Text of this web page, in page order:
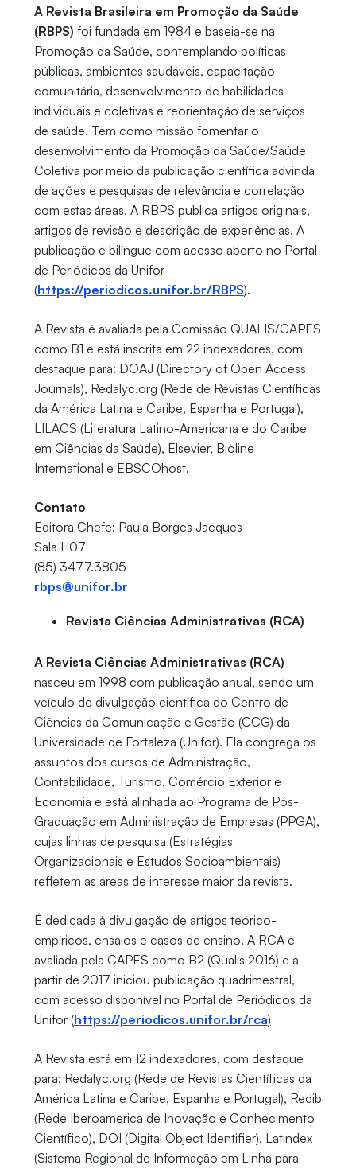
A Revista Brasileira em Promoção da Saúde
(RBPS) foi fundada em 1984 e baseia-se na
Promoção da Saúde, contemplando políticas
públicas, ambientes saudáveis, capacitação
comunitária, desenvolvimento de habilidades
individuais e coletivas e reorientação de serviços
de saúde. Tem como missão fomentar o
desenvolvimento da Promoção da Saúde/Saúde
Coletiva por meio da publicação científica advinda
de ações e pesquisas de relevância e correlação
com estas áreas. A RBPS publica artigos originais,
artigos de revisão e descrição de experiências. A
publicação é bilíngue com acesso aberto no Portal
de Periódicos da Unifor
(https://periodicos.unifor.br/RBPS).
A Revista é avaliada pela Comissão QUALIS/CAPES
como B1 e está inscrita em 22 indexadores, com
destaque para: DOAJ (Directory of Open Access
Journals), Redalyc.org (Rede de Revistas Científicas
da América Latina e Caribe, Espanha e Portugal),
LILACS (Literatura Latino-Americana e do Caribe
em Ciências da Saúde), Elsevier, Bioline
International e EBSCOhost.
Contato
Editora Chefe: Paula Borges Jacques
Sala H07
(85) 3477.3805
rbps@unifor.br
Revista Ciências Administrativas (RCA)
A Revista Ciências Administrativas (RCA)
nasceu em 1998 com publicação anual, sendo um
veículo de divulgação científica do Centro de
Ciências da Comunicação e Gestão (CCG) da
Universidade de Fortaleza (Unifor). Ela congrega os
assuntos dos cursos de Administração,
Contabilidade, Turismo, Comércio Exterior e
Economia e está alinhada ao Programa de Pós-
Graduação em Administração de Empresas (PPGA),
cujas linhas de pesquisa (Estratégias
Organizacionais e Estudos Socioambientais)
refletem as áreas de interesse maior da revista.
É dedicada à divulgação de artigos teórico-
empíricos, ensaios e casos de ensino. A RCA é
avaliada pela CAPES como B2 (Qualis 2016) e a
partir de 2017 iniciou publicação quadrimestral,
com acesso disponível no Portal de Periódicos da
Unifor (https://periodicos.unifor.br/rca)
A Revista está em 12 indexadores, com destaque
para: Redalyc.org (Rede de Revistas Científicas da
América Latina e Caribe, Espanha e Portugal), Redib
(Rede Iberoamerica de Inovação e Conhecimento
Científico), DOI (Digital Object Identifier), Latindex
(Sistema Regional de Informação em Linha para